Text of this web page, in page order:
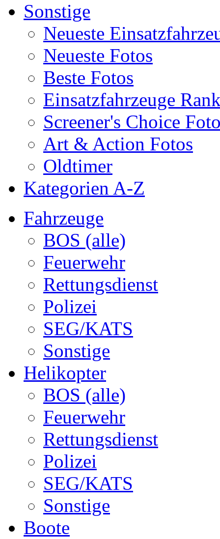
Sonstige
Neueste
Neueste Fotos
Beste Fotos
Einsatzfahrzeuge
Screener's Choice
Art & Action Fotos
Oldtimer
Kategorien A-Z
Fahrzeuge
BOS (alle)
Feuerwehr
Rettungsdienst
Polizei
SEG/KATS
Sonstige
Helikopter
BOS (alle)
Feuerwehr
Rettungsdienst
Polizei
SEG/KATS
Sonstige
Boote